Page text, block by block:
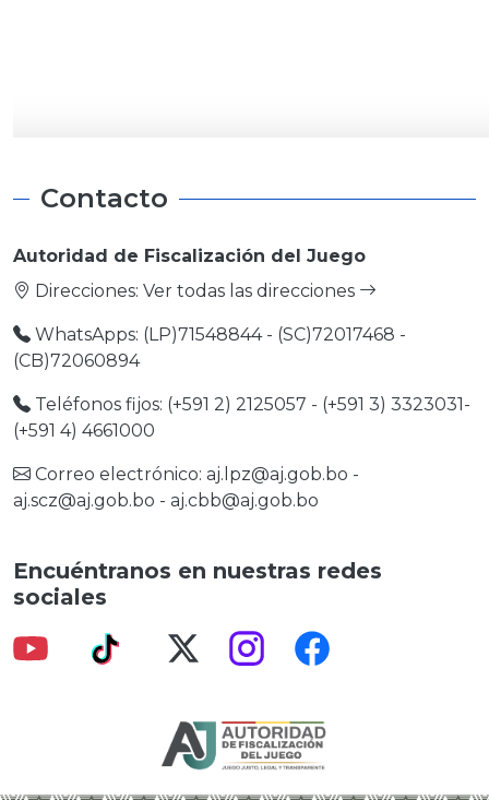
Contacto
Autoridad de Fiscalización del Juego
Direcciones: Ver todas las direcciones
WhatsApps: (LP)71548844 - (SC)72017468 -
(CB)72060894
Teléfonos fijos: (+591 2) 2125057 - (+591 3) 3323031-
(+591 4) 4661000
Correo electrónico: aj.lpz@aj.gob.bo -
aj.scz@aj.gob.bo - aj.cbb@aj.gob.bo
Encuéntranos en nuestras redes
sociales